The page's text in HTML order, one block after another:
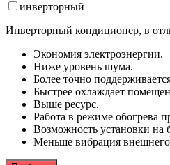
инверторный
Инверторный кондиционер, в
Экономия электроэнергии.
Ниже уровень шума.
Более точно
Быстрее охлаждает
Выше ресурс.
Работа в режиме обогрева
Возможность установки
Меньше вибрация внешнего